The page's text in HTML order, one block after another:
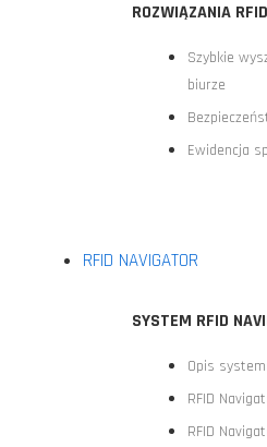
ROZWIĄZANIA RFID
Szybkie
biurze
Ewidencja
RFID NAVIGATOR
SYSTEM RFID
Opis
RFID
RFID